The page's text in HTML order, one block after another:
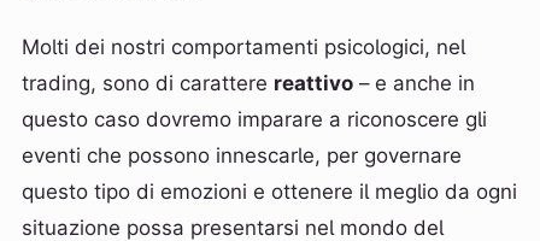
Molti dei nostri comportamenti psicologici, nel
trading, sono di carattere reattivo – e anche in
questo caso dovremo imparare a riconoscere gli
eventi che possono innescarle, per governare
questo tipo di emozioni e ottenere il meglio da ogni
situazione possa presentarsi nel mondo del